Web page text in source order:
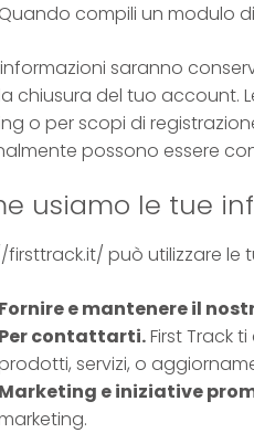
Quando compili un modulo
saranno
chiusura del tuo account.
o per scopi di
possono essere
usiamo le tue
può utilizzare le
Fornire e mantenere il
Per contattarti.First Track
servizi, o
Marketing e iniziative